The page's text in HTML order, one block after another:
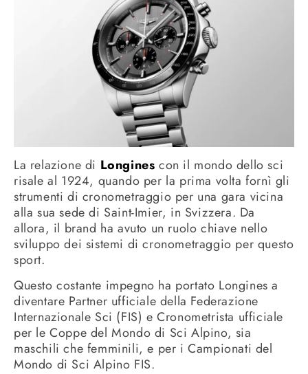
La relazione di Longines con il mondo dello sci
risale al 1924, quando per la prima volta fornì gli
strumenti di cronometraggio per una gara vicina
alla sua sede di Saint-Imier, in Svizzera. Da
allora, il brand ha avuto un ruolo chiave nello
sviluppo dei sistemi di cronometraggio per questo
sport.
Questo costante impegno ha portato Longines a
diventare Partner ufficiale della Federazione
Internazionale Sci (FIS) e Cronometrista ufficiale
per le Coppe del Mondo di Sci Alpino, sia
maschili che femminili, e per i Campionati del
Mondo di Sci Alpino FIS.